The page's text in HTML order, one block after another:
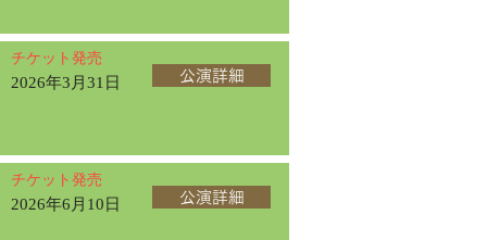
チケット発売
2026年3月31日 公演詳細
チケット発売
2026年6月10日 公演詳細